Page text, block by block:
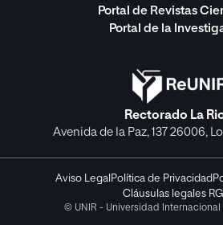
Portal de Revistas
Portal de la
Rectorado La
Avenida de la Paz, 137 26006,
Aviso Legal Política de Privacidad
Cláusulas legales
© UNIR - Universidad Internacional